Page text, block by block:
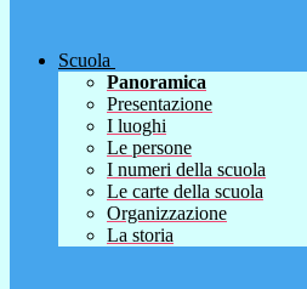
Scuola
Panoramica
Presentazione
I luoghi
Le persone
I numeri della scuola
Le carte della scuola
Organizzazione
La storia